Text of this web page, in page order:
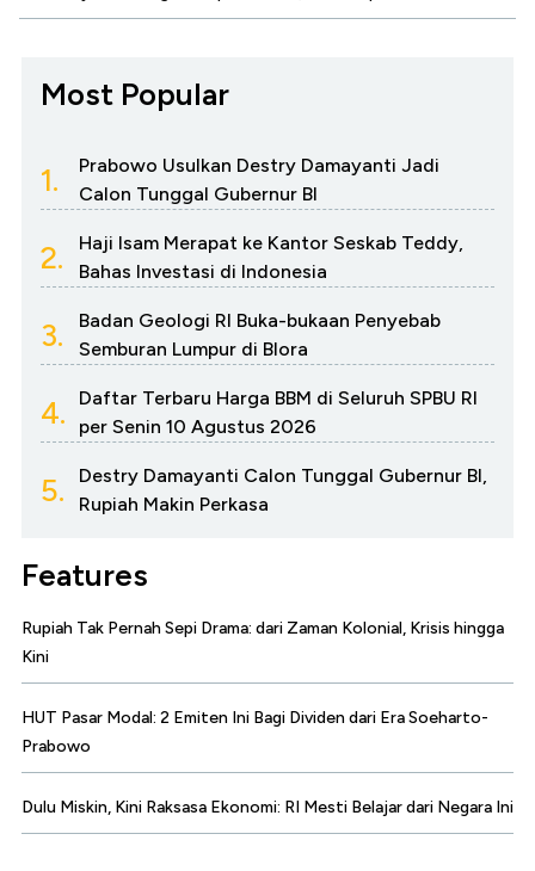
Most Popular
1.
Prabowo Usulkan Destry Damayanti Jadi
Calon Tunggal Gubernur BI
2.
Haji Isam Merapat ke Kantor Seskab Teddy,
Bahas Investasi di Indonesia
3.
Badan Geologi RI Buka-bukaan Penyebab
Semburan Lumpur di Blora
4.
Daftar Terbaru Harga BBM di Seluruh SPBU RI
per Senin 10 Agustus 2026
5.
Destry Damayanti Calon Tunggal Gubernur BI,
Rupiah Makin Perkasa
Features
Rupiah Tak Pernah Sepi Drama: dari Zaman Kolonial, Krisis hingga
Kini
HUT Pasar Modal: 2 Emiten Ini Bagi Dividen dari Era Soeharto-
Prabowo
Dulu Miskin, Kini Raksasa Ekonomi: RI Mesti Belajar dari Negara Ini